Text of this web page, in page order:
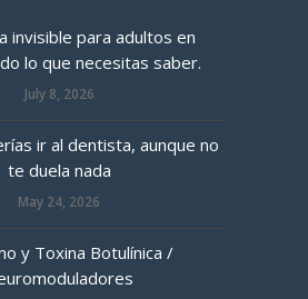
invisible para adultos en
lo que necesitas saber.
July 8, 2026
ir al dentista, aunque no
te duela nada
May 24, 2026
y Toxina Botulínica /